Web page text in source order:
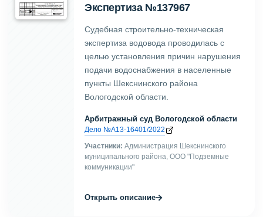
Экспертиза №137967
Судебная строительно-техническая
экспертиза водовода проводилась с
целью установления причин нарушения
подачи водоснабжения в населенные
пункты Шекснинского района
Вологодской области.
Арбитражный суд Вологодской области
Дело №А13-16401/2022
Участники: Администрация Шекснинского
муниципального района, ООО "Подземные
коммуникации"
Открыть описание→